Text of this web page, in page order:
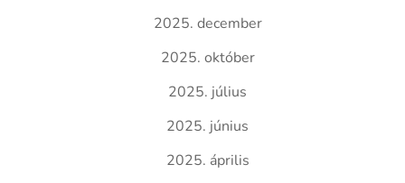
2025. december
2025. október
2025. július
2025. június
2025. április